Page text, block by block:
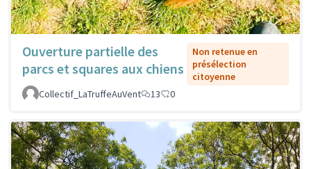
Ouverture partielle des
parcs et squares aux chiens
Non retenue en
présélection
citoyenne
Collectif_LaTruffeAuVent
13 0